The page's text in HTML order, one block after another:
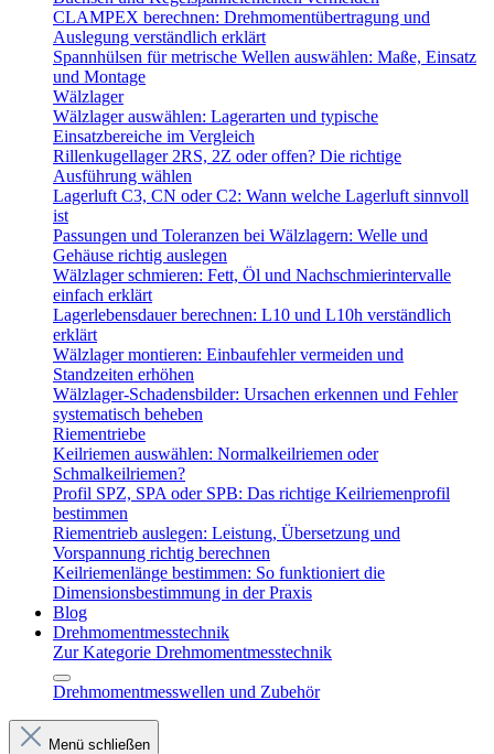
CLAMPEX berechnen: Drehmomentübertragung und
Auslegung verständlich erklärt
Spannhülsen für metrische Wellen auswählen: Maße, Einsatz
und Montage
Wälzlager
Wälzlager auswählen: Lagerarten und typische
Einsatzbereiche im Vergleich
Rillenkugellager 2RS, 2Z oder offen? Die richtige
Ausführung wählen
Lagerluft C3, CN oder C2: Wann welche Lagerluft sinnvoll
ist
Passungen und Toleranzen bei Wälzlagern: Welle und
Gehäuse richtig auslegen
Wälzlager schmieren: Fett, Öl und Nachschmierintervalle
einfach erklärt
Lagerlebensdauer berechnen: L10 und L10h verständlich
erklärt
Wälzlager montieren: Einbaufehler vermeiden und
Standzeiten erhöhen
Wälzlager-Schadensbilder: Ursachen erkennen und Fehler
systematisch beheben
Riementriebe
Keilriemen auswählen: Normalkeilriemen oder
Schmalkeilriemen?
Profil SPZ, SPA oder SPB: Das richtige Keilriemenprofil
bestimmen
Riementrieb auslegen: Leistung, Übersetzung und
Vorspannung richtig berechnen
Keilriemenlänge bestimmen: So funktioniert die
Dimensionsbestimmung in der Praxis
Blog
Drehmomentmesstechnik
Zur Kategorie Drehmomentmesstechnik
Drehmomentmesswellen und Zubehör
Menü schließen